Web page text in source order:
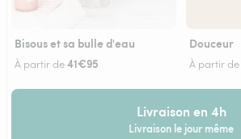
Bisous et sa bulle d'eau
À partir de41€95
Douceur
À partir de
Livraison en 4h
Livraison le jour même